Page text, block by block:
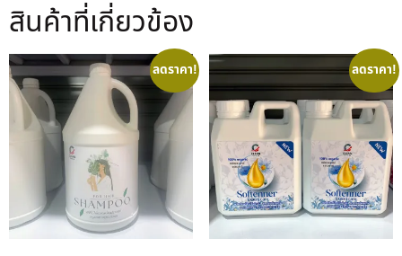
สินค้าที่เกี่ยวข้อง
ลดราคา! ลดราคา!